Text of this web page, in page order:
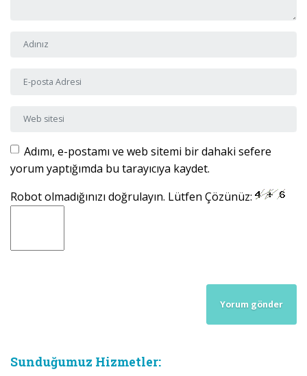
Adı ve Soyadı
E-posta Adresi
Web sitesi
Adımı, e-postamı ve web sitemi bir dahaki sefere
yorum yaptığımda bu tarayıcıya kaydet.
Robot olmadığınızı doğrulayın. Lütfen Çözünüz:
Sunduğumuz Hizmetler: